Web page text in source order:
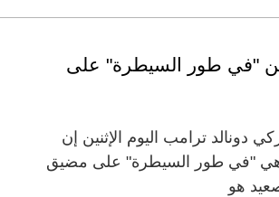
"في طور السيطرة" على
دونالد ترامب اليوم الإثنين إن
هي "في طور السيطرة" على مضيق
هو